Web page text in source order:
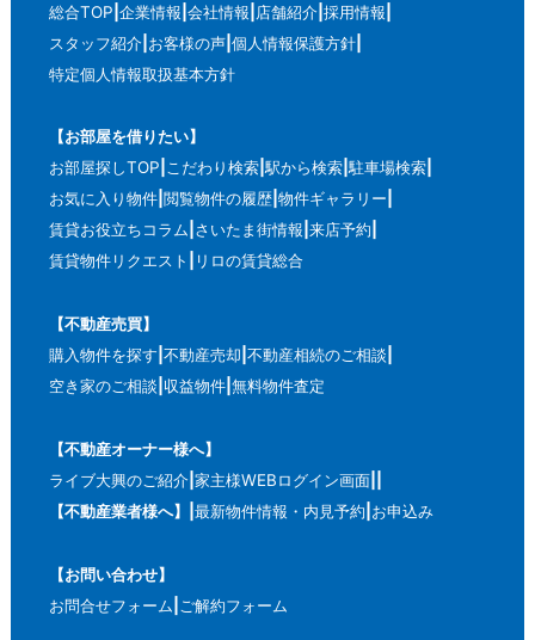
総合TOP 企業情報 会社情報 店舗紹介 採用情報
スタッフ紹介 お客様の声 個人情報保護方針
特定個人情報取扱基本方針
【お部屋を借りたい】
お部屋探しTOP こだわり検索 駅から検索 駐車場検索
お気に入り物件 閲覧物件の履歴 物件ギャラリー
賃貸お役立ちコラム さいたま街情報 来店予約
賃貸物件リクエスト
リロの賃貸総合
【不動産売買】
購入物件を探す 不動産売却 不動産相続のご相談
空き家のご相談 収益物件 無料物件査定
【不動産オーナー様へ】
ライブ大興のご紹介 家主様WEBログイン画面
【不動産業者様へ】
最新物件情報・内見予約 お申込み
【お問い合わせ】
お問合せフォーム ご解約フォーム